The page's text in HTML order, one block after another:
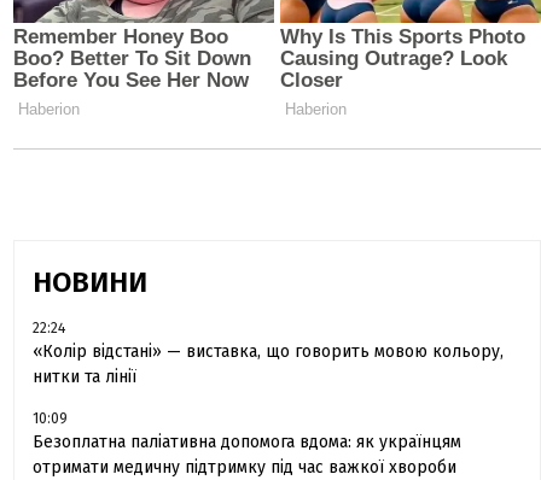
НОВИНИ
22:24
«Колір відстані» — виставка, що говорить мовою кольору,
нитки та лінії
10:09
Безоплатна паліативна допомога вдома: як українцям
отримати медичну підтримку під час важкої хвороби